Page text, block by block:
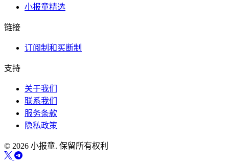
小报童精选
链接
订阅制和买断制
支持
关于我们
联系我们
服务条款
隐私政策
© 2026 小报童. 保留所有权利